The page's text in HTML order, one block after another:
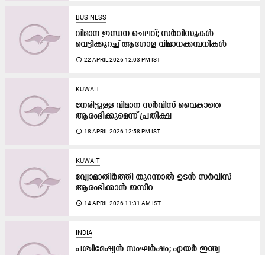
BUSINESS
വിമാന ഇന്ധന ചെലവ്; സർവിസുകൾ
വെട്ടിക്കുറച്ച് ആഗോള വിമാനക്കമ്പനികൾ
access_time 22 APRIL 2026 12:03 PM IST
KUWAIT
നേരിട്ടുള്ള വിമാന സർവിസ് വൈകാതെ
ആരംഭിക്കുമെന്ന് പ്രതീക്ഷ
access_time 18 APRIL 2026 12:58 PM IST
KUWAIT
വ്യോമാതിർത്തി തുറന്നാൽ ഉടൻ സർവിസ്
ആരംഭിക്കാൻ ജസീറ
access_time 14 APRIL 2026 11:31 AM IST
INDIA
പശ്ചിമേഷ്യൻ സംഘർഷം; എയർ ഇന്ത്യ